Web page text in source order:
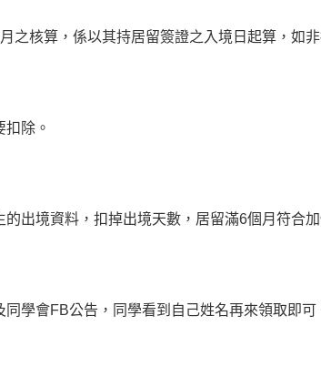
之核算，係以其持居留簽證之入境日起算，如
除。
出境資料，扣掉出境天數，居留滿6個月符合
學會FB公告，同學看到自己姓名再來領取即可